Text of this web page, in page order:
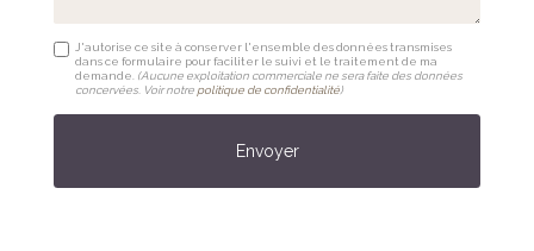
J'autorise ce site à conserver l'ensemble des données transmises
dans ce formulaire pour faciliter le suivi et le traitement de ma
demande. (Aucune exploitation commerciale ne sera faite des données
concervées. Voir notre politique de confidentialité)